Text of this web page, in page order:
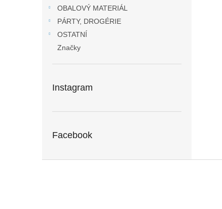
OBALOVÝ MATERIÁL
PÁRTY, DROGÉRIE
OSTATNÍ
Značky
Instagram
Facebook